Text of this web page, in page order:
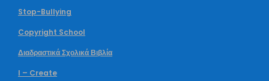
Stop-Bullying
Copyright School
Διαδραστικά Σχολικά Βιβλία
I – Create